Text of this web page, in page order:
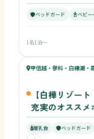
ベッドガード ベビー
1名1泊〜
73ベビー
67キッズ
甲信越・蓼科・白樺湖・
【白樺リゾー
充実のオススメ
離乳食 ベッドガード